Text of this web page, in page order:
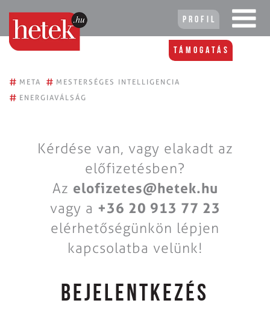
Profil
Támogatás
# META # MESTERSÉGES INTELLIGENCIA
# ENERGIAVÁLSÁG
Kérdése van, vagy elakadt az
előfizetésben?
Az elofizetes@hetek.hu
vagy a +36 20 913 77 23
elérhetőségünkön lépjen
kapcsolatba velünk!
BEJELENTKEZÉS